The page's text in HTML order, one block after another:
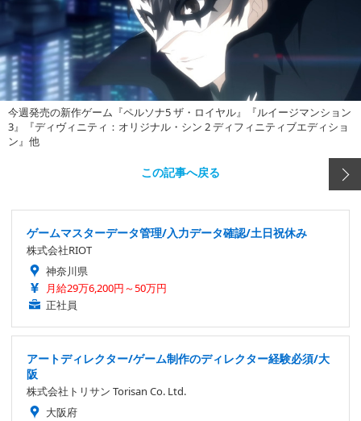
今週発売の新作ゲーム『ペルソナ5 ザ・ロイヤル』『ルイージマンション
3』『ディヴィニティ：オリジナル・シン 2 ディフィニティブエディショ
ン』他
この記事へ戻る
ゲームマスターデータ管理/入力データ確認/土日祝休み
株式会社RIOT
神奈川県
月給29万6,200円～50万円
正社員
アートディレクター/ゲーム制作のディレクター経験必須/大
阪
株式会社トリサン Torisan Co. Ltd.
大阪府